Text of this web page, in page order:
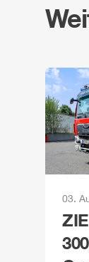
03.